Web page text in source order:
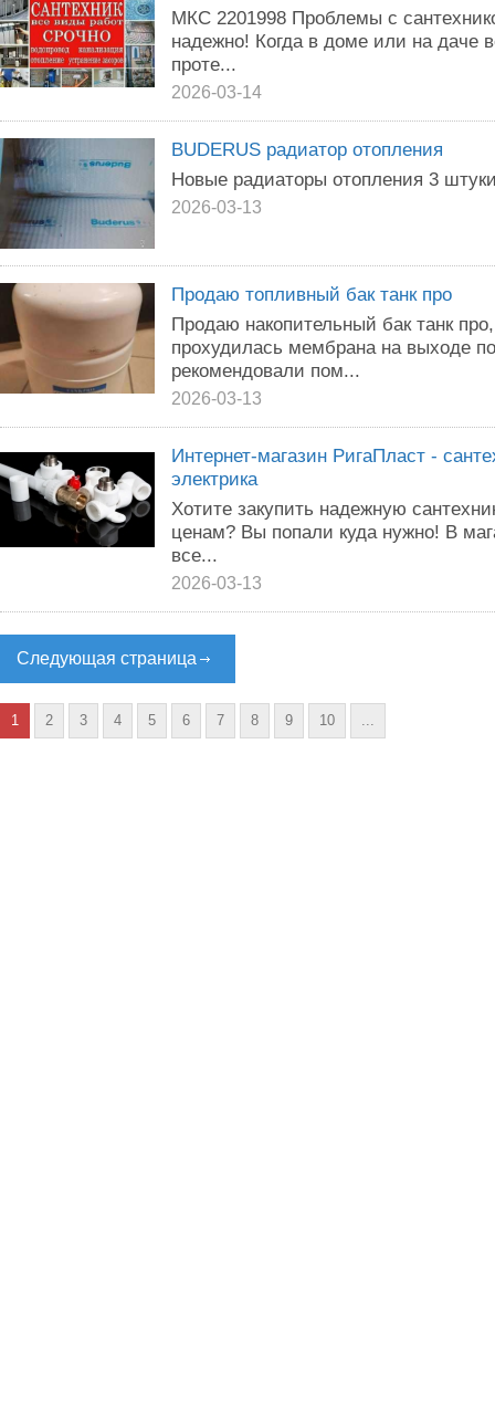
МКС 2201998 Проблемы с
надежно! Когда в доме или на даче
проте...
2026-03-14
BUDERUS радиатор отопления
Новые радиаторы отопления 3
2026-03-13
Продаю топливный бак танк про
Продаю накопительный бак танк
прохудилась мембрана на выходе
рекомендовали пом...
2026-03-13
Интернет-магазин РигаПласт -
электрика
Хотите закупить надежную
ценам? Вы попали куда нужно! В
все...
2026-03-13
Следующая страница
1 2 3 4 5 6 7 8 9 10 ...